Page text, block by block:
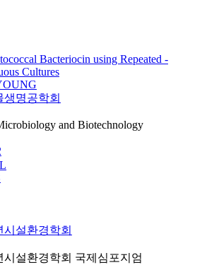
Bacteriocin using Repeated -
Cultures
생명공학회
and Biotechnology
시설환경학회
시설환경학회 국제심포지엄